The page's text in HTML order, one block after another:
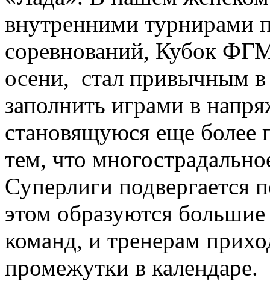
внутренними турнирами
соревнований, Кубок
осени, стал привычным в
заполнить играми в
становящуюся еще более
тем, что
Суперлиги подвергается
этом образуются
команд, и тренерам
промежутки в календаре.